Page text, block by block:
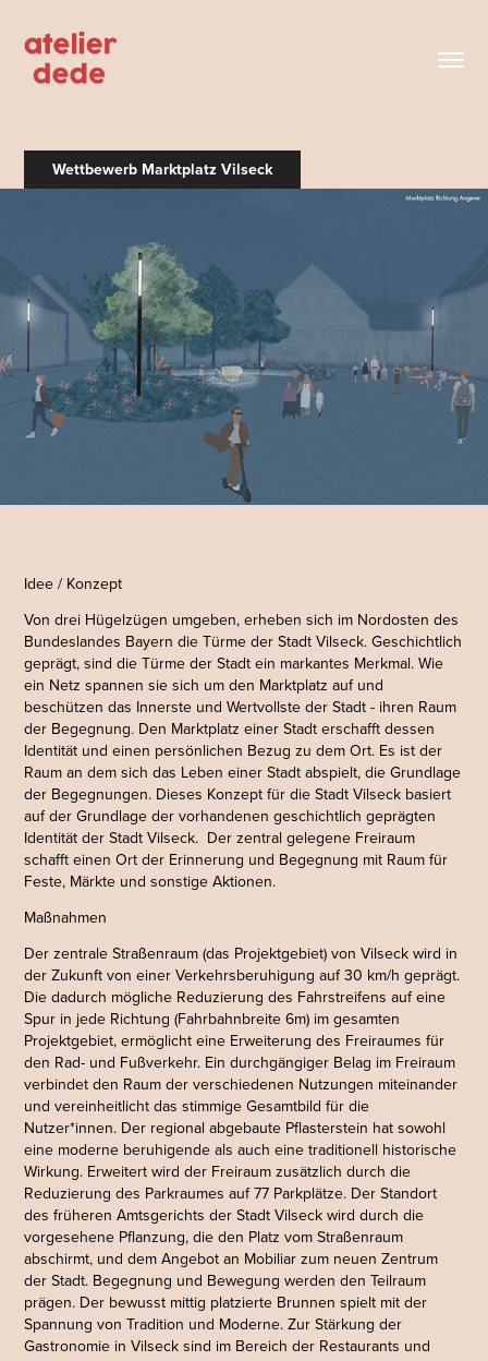
Wettbewerb Marktplatz Vilseck
Idee / Konzept
Von drei Hügelzügen umgeben, erheben sich im Nordosten des
Bundeslandes Bayern die Türme der Stadt Vilseck.Geschichtlich
geprägt, sind die Türme der Stadt ein markantes Merkmal. Wie
ein Netz spannen sie sich um den Marktplatz auf und
beschützen das Innerste und Wertvollste der Stadt - ihren Raum
der Begegnung. Den Marktplatz einer Stadt erschafft dessen
Identität und einen persönlichen Bezug zu dem Ort. Es ist der
Raum an dem sich das Leben einer Stadt abspielt,die Grundlage
der Begegnungen. Dieses Konzept für die Stadt Vilseck basiert
auf der Grundlage der vorhandenen geschichtlich geprägten
Identität der Stadt Vilseck. Der zentral gelegene Freiraum
schafft einen Ort der Erinnerung und Begegnung mit Raum für
Feste, Märkte und sonstige Aktionen.
Maßnahmen
Der zentrale Straßenraum (das Projektgebiet) von Vilseck wird in
der Zukunft von einer Verkehrsberuhigung auf 30 km/h geprägt.
Die dadurch mögliche Reduzierung des Fahrstreifens auf eine
Spur in jede Richtung (Fahrbahnbreite 6m) im gesamten
Projektgebiet, ermöglicht eine Erweiterung des Freiraumes für
den Rad- und Fußverkehr. Ein durchgängiger Belag im Freiraum
verbindet den Raum der verschiedenen Nutzungen miteinander
und vereinheitlicht das stimmige Gesamtbild für die
Nutzer*innen. Der regional abgebaute Pflasterstein hat sowohl
eine moderne beruhigende als auch eine traditionell historische
Wirkung. Erweitert wird der Freiraum zusätzlich durch die
Reduzierung des Parkraumes auf 77 Parkplätze. Der Standort
des früheren Amtsgerichts der Stadt Vilseck wird durch die
vorgesehene Pflanzung, die den Platz vom Straßenraum
abschirmt, und dem Angebot an Mobiliar zum neuen Zentrum
der Stadt. Begegnung und Bewegung werden den Teilraum
prägen. Der bewusst mittig platzierte Brunnen spielt mit der
Spannung von Tradition und Moderne.Zur Stärkung der
Gastronomie in Vilseck sind im Bereich der Restaurants und